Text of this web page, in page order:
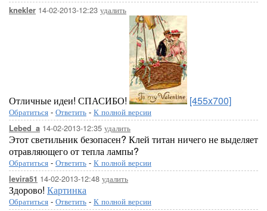
knekler 14-02-2013-12:23 удалить
Отличные идеи! СПАСИБО! [455x700]
Обратиться - Ответить - К полной версии
Lebed_a 14-02-2013-12:35 удалить
Этот светильник безопасен? Клей титан ничего не выделяет
отравляющего от тепла лампы?
Обратиться - Ответить - К полной версии
levira51 14-02-2013-12:48 удалить
Здорово! Картинка
Обратиться - Ответить - К полной версии